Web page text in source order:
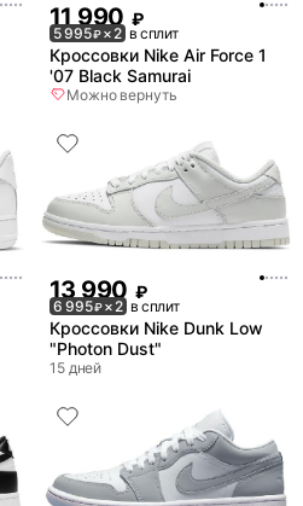
11 990 ₽
5 995₽× 2 в сплит
Кроссовки Nike Air Force 1
'07 Black Samurai
Можно вернуть
13 990 ₽
6 995₽× 2 в сплит
Кроссовки Nike Dunk Low
"Photon Dust"
15 дней